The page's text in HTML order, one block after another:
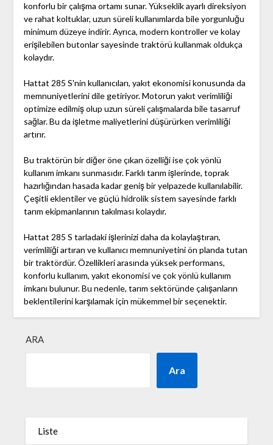
konforlu bir çalışma ortamı sunar. Yükseklik ayarlı direksiyon
ve rahat koltuklar, uzun süreli kullanımlarda bile yorgunluğu
minimum düzeye indirir. Ayrıca, modern kontroller ve kolay
erişilebilen butonlar sayesinde traktörü kullanmak oldukça
kolaydır.
Hattat 285 S'nin kullanıcıları, yakıt ekonomisi konusunda da
memnuniyetlerini dile getiriyor. Motorun yakıt verimliliği
optimize edilmiş olup uzun süreli çalışmalarda bile tasarruf
sağlar. Bu da işletme maliyetlerini düşürürken verimliliği
artırır.
Bu traktörün bir diğer öne çıkan özelliği ise çok yönlü
kullanım imkanı sunmasıdır. Farklı tarım işlerinde, toprak
hazırlığından hasada kadar geniş bir yelpazede kullanılabilir.
Çeşitli eklentiler ve güçlü hidrolik sistem sayesinde farklı
tarım ekipmanlarının takılması kolaydır.
Hattat 285 S tarladaki işlerinizi daha da kolaylaştıran,
verimliliği artıran ve kullanıcı memnuniyetini ön planda tutan
bir traktördür. Özellikleri arasında yüksek performans,
konforlu kullanım, yakıt ekonomisi ve çok yönlü kullanım
imkanı bulunur. Bu nedenle, tarım sektöründe çalışanların
beklentilerini karşılamak için mükemmel bir seçenektir.
ARA
Ara
Liste